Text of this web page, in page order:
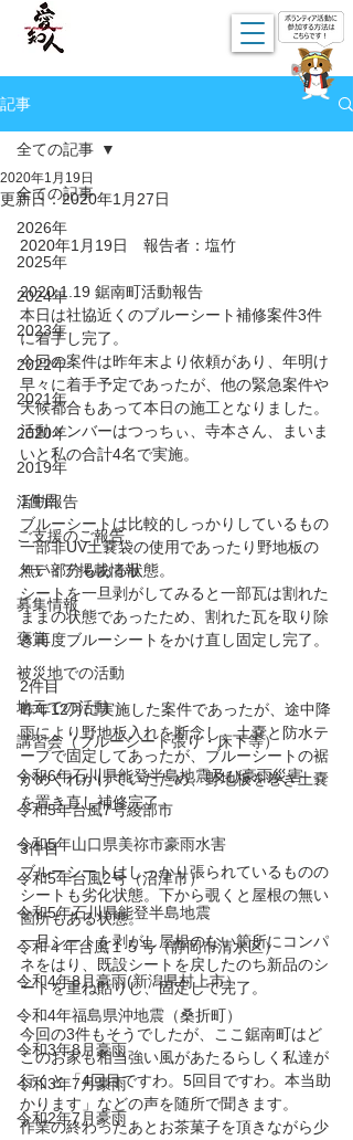
記事
全ての記事
2026年
2025年
2024年
2023年
2022年
2021年
2020年
2019年
活動報告
ご支援のご報告
メディア掲載情報
募集情報
褒賞
被災地での活動
地元での活動
講習会（ブルーシート張り・床下等）
令和6年石川県能登半島地震及び豪雨災害
令和5年台風7号綾部市
令和5年山口県美祢市豪雨水害
令和5年台風2号（沼津市）
令和5年石川県能登半島地震
令和４年台風１５号（静岡市清水区）
令和4年8月豪雨(新潟県村上市）
令和4年福島県沖地震（桑折町）
令和3年8月豪雨
令和3年7月豪雨
令和2年7月豪雨
全ての記事
2020年1月19日
更新日：2020年1月27日
2020年1月19日　報告者：塩竹
2020.1.19 鋸南町活動報告
本日は社協近くのブルーシート補修案件3件
に着手し完了。
今回の案件は昨年末より依頼があり、年明け
早々に着手予定であったが、他の緊急案件や
天候都合もあって本日の施工となりました。
活動メンバーはつっちぃ、寺本さん、まいま
いと私の合計4名で実施。
1件目
ブルーシートは比較的しっかりしているもの
一部非UV土嚢袋の使用であったり野地板の
無い部分もある状態。
シートを一旦剥がしてみると一部瓦は割れた
ままの状態であったため、割れた瓦を取り除
き再度ブルーシートをかけ直し固定し完了。
2件目
昨年12月に実施した案件であったが、途中降
雨により野地板入れを断念し、土嚢と防水テ
ープで固定してあったが、ブルーシートの裾
がめくれかけていたため、野地板を巻き土嚢
を置き直し補修完了。
3件目
ブルーシートはしっかり張られているものの
シートも劣化状態。下から覗くと屋根の無い
箇所もある状態。
一旦シートを剥がし屋根のない箇所にコンパ
ネをはり、既設シートを戻したのち新品のシ
ートを重ね貼りし、固定して完了。
今回の3件もそうでしたが、ここ鋸南町はど
このお家も相当強い風があたるらしく私達が
行くと「4回目ですわ。5回目ですわ。本当助
かります」などの声を随所で聞きます。
作業の終わったあとお茶菓子を頂きながら少